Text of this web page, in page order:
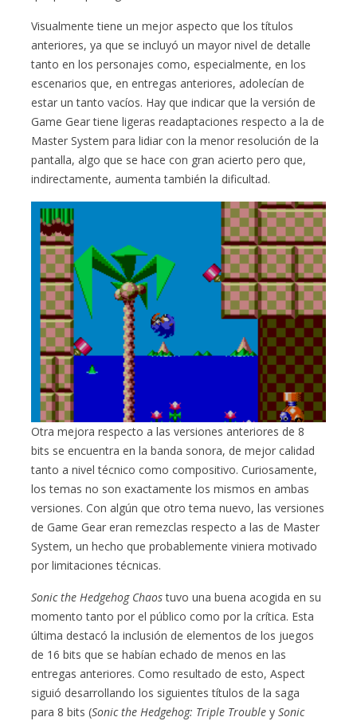
Visualmente tiene un mejor aspecto que los títulos
anteriores, ya que se incluyó un mayor nivel de detalle
tanto en los personajes como, especialmente, en los
escenarios que, en entregas anteriores, adolecían de
estar un tanto vacíos. Hay que indicar que la versión de
Game Gear tiene ligeras readaptaciones respecto a la de
Master System para lidiar con la menor resolución de la
pantalla, algo que se hace con gran acierto pero que,
indirectamente, aumenta también la dificultad.
Otra mejora respecto a las versiones anteriores de 8
bits se encuentra en la banda sonora, de mejor calidad
tanto a nivel técnico como compositivo. Curiosamente,
los temas no son exactamente los mismos en ambas
versiones. Con algún que otro tema nuevo, las versiones
de Game Gear eran remezclas respecto a las de Master
System, un hecho que probablemente viniera motivado
por limitaciones técnicas.
Sonic the Hedgehog Chaostuvo una buena acogida en su
momento tanto por el público como por la crítica. Esta
última destacó la inclusión de elementos de los juegos
de 16 bits que se habían echado de menos en las
entregas anteriores. Como resultado de esto, Aspect
siguió desarrollando los siguientes títulos de la saga
para 8 bits (Sonic the Hedgehog: Triple Trouble ySonic